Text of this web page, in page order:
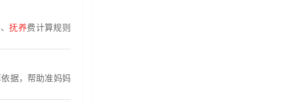
抚养费计算规则
据，帮助准妈妈